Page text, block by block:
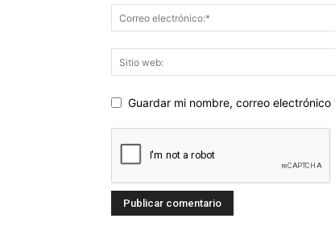
Guardar mi nombre, correo